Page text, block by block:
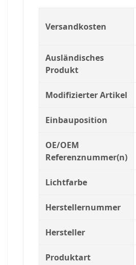
Versandkosten
Ausländisches
Produkt
Modifizierter Artikel
Einbauposition
OE/OEM
Referenznummer(n)
Lichtfarbe
Herstellernummer
Hersteller
Produktart